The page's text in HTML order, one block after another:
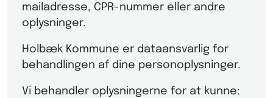
mailadresse, CPR-nummer eller andre
oplysninger.
Holbæk Kommune er dataansvarlig for
behandlingen af dine personoplysninger.
Vi behandler oplysningerne for at kunne: